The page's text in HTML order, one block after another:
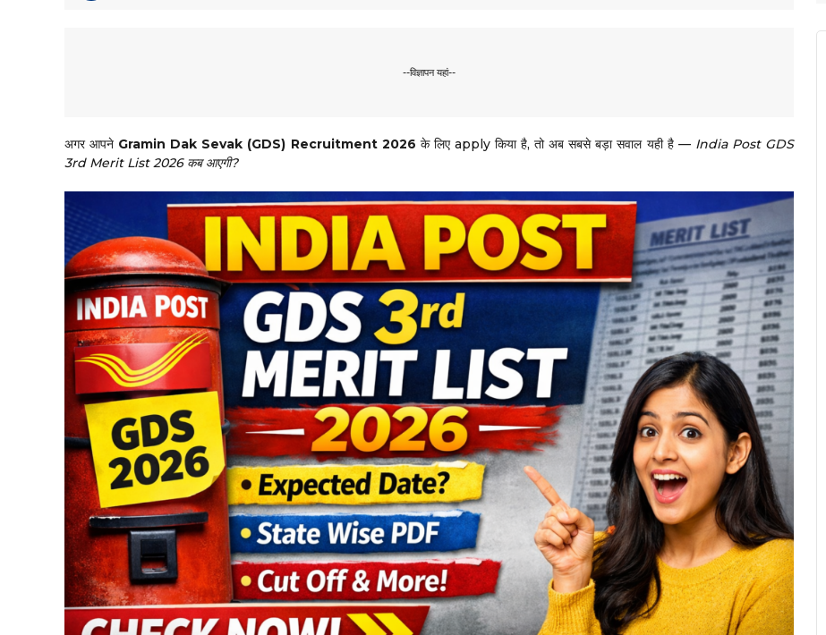
--विज्ञापन यहां--
अगर आपने Gramin Dak Sevak (GDS) Recruitment 2026 के लिए apply किया है, तो अब सबसे बड़ा सवाल यही है — India Post GDS
3rd Merit List 2026 कब आएगी?